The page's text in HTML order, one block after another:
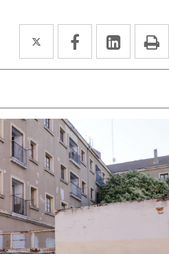
Twitter
Enlace
a
aplicación
externa.
Facebook
Enlace
a
aplicación
externa.
Enlace
a